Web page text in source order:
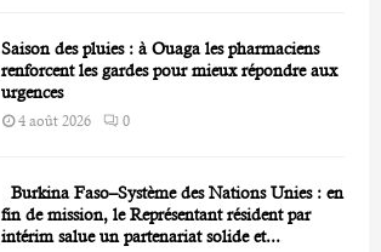
Saison des pluies : à Ouaga les pharmaciens
renforcent les gardes pour mieux répondre aux
urgences
4 août 2026 0
Burkina Faso–Système des Nations Unies : en
fin de mission, le Représentant résident par
intérim salue un partenariat solide et...